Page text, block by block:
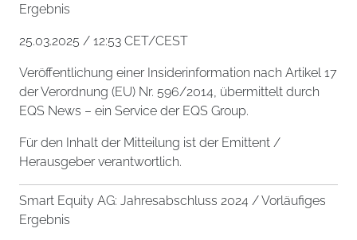
Ergebnis
25.03.2025 / 12:53 CET/CEST
Veröffentlichung einer Insiderinformation nach Artikel 17
der Verordnung (EU) Nr. 596/2014, übermittelt durch
EQS News – ein Service der EQS Group.
Für den Inhalt der Mitteilung ist der Emittent /
Herausgeber verantwortlich.
Smart Equity AG: Jahresabschluss 2024 / Vorläufiges
Ergebnis